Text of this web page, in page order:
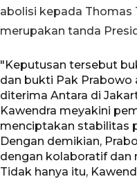
abolisi kepada
merupakan tanda
"Keputusan tersebut
dan bukti Pak Prabowo
diterima Antara di
Kawendra meyakini
menciptakan stabilitas
Dengan demikian,
dengan kolaboratif dan
Tidak hanya itu,